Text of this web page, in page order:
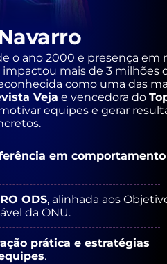
o ano 2000 e presença em
impactou mais de 3 milhões
como uma das
Veja e vencedora do
equipes e gerar
em comportamento
ODS, alinhada aos
da ONU.
prática e estratégias
.